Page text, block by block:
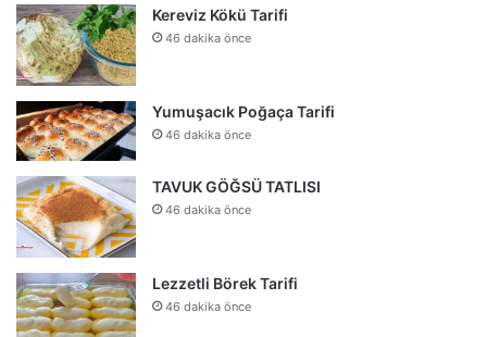
Kereviz Kökü Tarifi
46 dakika önce
Yumuşacık Poğaça Tarifi
46 dakika önce
TAVUK GÖĞSÜ TATLISI
46 dakika önce
Lezzetli Börek Tarifi
46 dakika önce